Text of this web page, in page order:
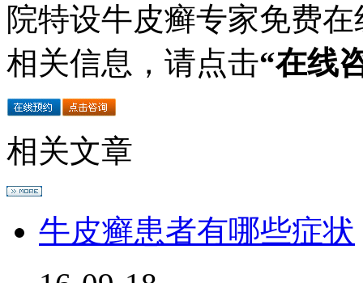
院特设牛皮癣专家免费
相关信息，请点击“在线
相关文章
牛皮癣患者有哪些症状